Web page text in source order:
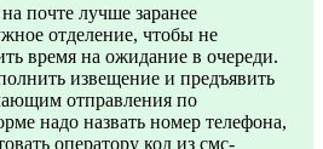
почте лучше заранее
отделение, чтобы не
время на ожидание в очереди.
извещение и предъявить
отправления по
надо назвать номер телефона,
оператору код из смс-